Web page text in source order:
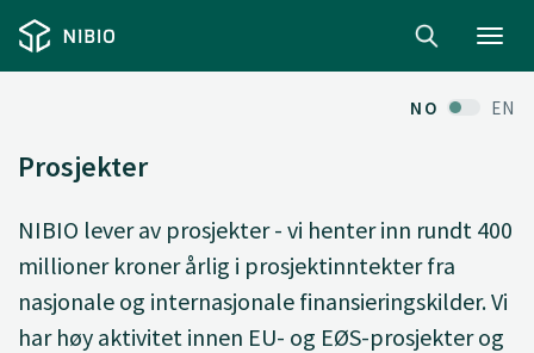
NO EN
Prosjekter
NIBIO lever av prosjekter - vi henter inn rundt 400
millioner kroner årlig i prosjektinntekter fra
nasjonale og internasjonale finansieringskilder. Vi
har høy aktivitet innen EU- og EØS-prosjekter og